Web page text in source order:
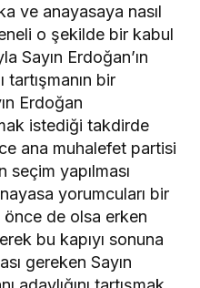
ve anayasaya nasıl
o şekilde bir kabul
Sayın Erdoğan’ın
tartışmanın bir
Erdoğan
istediği takdirde
ana muhalefet partisi
yapılması
yorumcuları bir
de olsa erken
bu kapıyı sonuna
gereken Sayın